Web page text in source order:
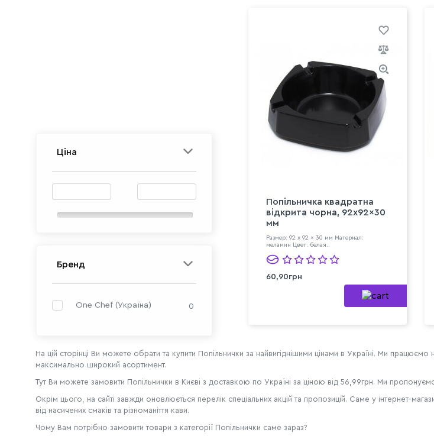
Ціна
Бренд
One Chef (Україна) 0
Попільничка квадратна
відкрита чорна, 92x92x30
мм
Размер: 92 x 92 x 30 мм Материал:
меламин Цвет: белая..
60,90грн
На цій сторінці Ви можете обрати та купити Попільнички за найвигіднішими цінами в Україні. Ми
максимально широкий асортимент.
Тут Ви можете замовити Попільнички в Києві з доставкою по Україні за ціною від 56,99грн. Ми
Окрім цього, на сайті завжди оновлюється перелік спеціальних акцій та пропозицій. Саме у інтернет-
від насичених смаків та різноманіття кави.
Чому Вам потрібно замовити товари з категорії Попільнички саме зараз?